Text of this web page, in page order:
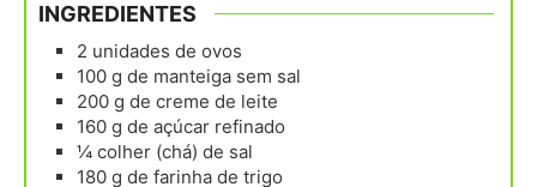
INGREDIENTES
2 unidades de ovos
100 g de manteiga sem sal
200 g de creme de leite
160 g de açúcar refinado
¼ colher (chá) de sal
180 g de farinha de trigo